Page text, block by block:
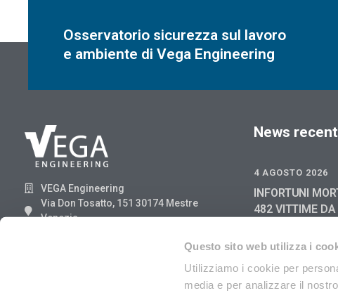
Questo sito web utilizza i
Utilizziamo i cookie per
media e per analizzare il
Osservatorio sicurezza sul lavoro
e ambiente di Vega Engineering
VEGA Engineering
Via Don Tosatto, 151 30174 Mestre
Venezia
News
4 AGOSTO 2026
INFORTUNI
482 VITTIME DA
2025
29 LUGLIO 2026
RIFIUTI DI